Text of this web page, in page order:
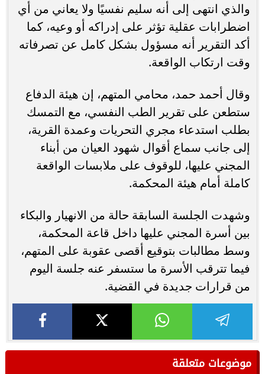
والذي انتهى إلى أنه سليم نفسيًا ولا يعاني من أي
اضطرابات عقلية تؤثر على إدراكه أو وعيه، كما
أكد التقرير أنه مسؤول بشكل كامل عن تصرفاته
وقت ارتكاب الواقعة.
وقال أحمد حمد، محامي المتهم، إن هيئة الدفاع
ستطعن على تقرير الطب النفسي، مع التمسك
بطلب استدعاء مجري التحريات وعمدة القرية،
إلى جانب سماع أقوال شهود العيان من أبناء
المجني عليها، للوقوف على ملابسات الواقعة
كاملة أمام هيئة المحكمة.
وشهدت الجلسة السابقة حالة من الانهيار والبكاء
بين أسرة المجني عليها داخل قاعة المحكمة،
وسط مطالبات بتوقيع أقصى عقوبة على المتهم،
فيما تترقب الأسرة ما ستسفر عنه جلسة اليوم
من قرارات جديدة في القضية.
موضوعات متعلقة